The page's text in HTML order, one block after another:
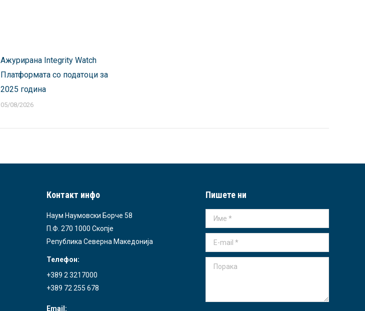
Ажурирана Integrity Watch
Платформата со податоци за
2025 година
05/08/2026
Контакт инфо
Наум Наумовски Борче 58
П.Ф. 270 1000 Скопје
Република Северна Македонија
Телефон:
+389 2 3217000
+389 72 255 678
Email:
Пишете ни
Име *
E-mail *
Порака